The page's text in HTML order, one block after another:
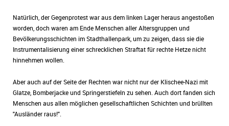
Natürlich, der Gegenprotest war aus dem linken Lager heraus angestoßen
worden, doch waren am Ende Menschen aller Altersgruppen und
Bevölkerungsschichten im Stadthallenpark, um zu zeigen, dass sie die
Instrumentalisierung einer schrecklichen Straftat für rechte Hetze nicht
hinnehmen wollen.
Aber auch auf der Seite der Rechten war nicht nur der Klischee-Nazi mit
Glatze, Bomberjacke und Springerstiefeln zu sehen. Auch dort fanden sich
Menschen aus allen möglichen gesellschaftlichen Schichten und brüllten
"Ausländer raus!".